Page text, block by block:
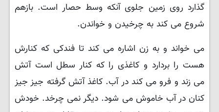
گذارد روی زمین جلوی آنکه وسط حصار است. بازهم
شروع می کند به چرخیدن و خواندن.
می خواند و به زن اشاره می کند تا فندکی که کنارش
هست را بردارد و کاغذی را که کنار سطل است آتش
می زند و فرو می کند در آب. کاغذ آتش گرفته جیز جیز
کنان در آب خاموش می شود. دیگر نمی چرخد. خودش